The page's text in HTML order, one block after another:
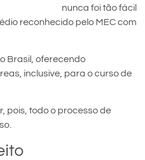
nunca foi tão fácil
reconhecido pelo MEC com
Brasil, oferecendo
inclusive, para o curso de
pois, todo o processo de